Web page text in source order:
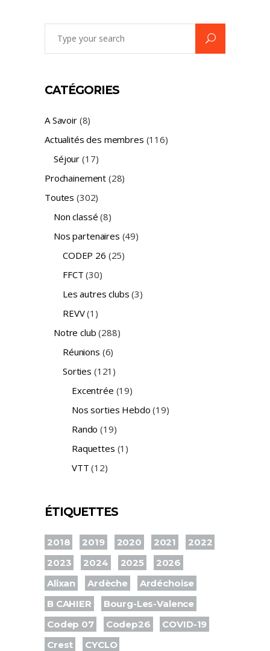
CATÉGORIES
A Savoir(8)
Actualités des membres (116)
Séjour (17)
Prochainement (28)
Toutes (302)
Non classé (8)
Nos partenaires (49)
CODEP 26 (25)
FFCT (30)
Les autres clubs (3)
REVV(1)
Notre club (288)
Réunions (6)
Sorties (121)
Excentrée (19)
Nos sorties Hebdo (19)
Rando (19)
Raquettes (1)
VTT (12)
ÉTIQUETTES
2018 2019 2020 2021
2022
2023
2024 2025
2026
Alixan
Ardèche
Ardéchoise
B CAHIER
Bourg-Les-Valence
Codep 07
Codep26
COVID-19
Crest
CYCLO